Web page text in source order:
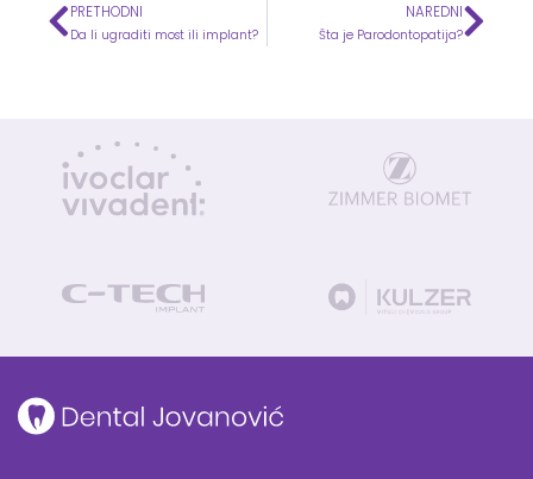
Prev
PRETHODNI
Da li ugraditi most ili implant?
NAREDNI
Šta je Parodontopatija?